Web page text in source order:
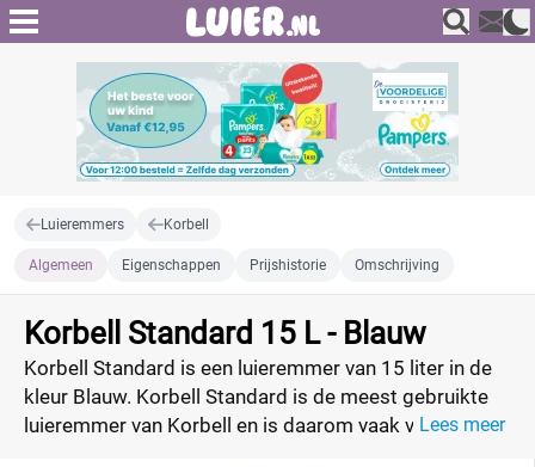
Luieremmers Korbell
Algemeen Eigenschappen Prijshistorie Omschrijving
Korbell Standard 15 L - Blauw
Korbell Standard is een luieremmer van 15 liter in de
kleur Blauw. Korbell Standard is de meest gebruikte
luieremmer van Korbell en is daarom vaak voordelig
Lees meer